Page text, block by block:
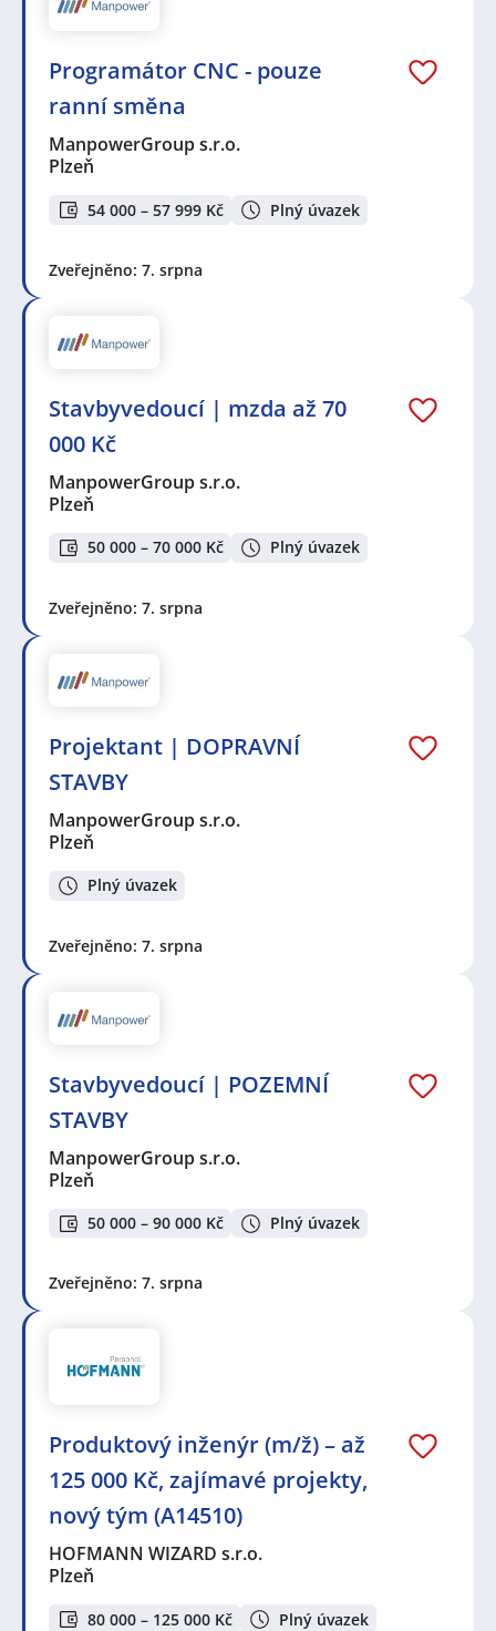
Programátor CNC - pouze
ranní směna
ManpowerGroup s.r.o.
Plzeň
54 000 – 57 999 Kč Plný úvazek
Zveřejněno: 7. srpna
Stavbyvedoucí | mzda až 70
000 Kč
ManpowerGroup s.r.o.
Plzeň
50 000 – 70 000 Kč Plný úvazek
Zveřejněno: 7. srpna
Projektant | DOPRAVNÍ
STAVBY
ManpowerGroup s.r.o.
Plzeň
Plný úvazek
Zveřejněno: 7. srpna
Stavbyvedoucí | POZEMNÍ
STAVBY
ManpowerGroup s.r.o.
Plzeň
50 000 – 90 000 Kč Plný úvazek
Zveřejněno: 7. srpna
Produktový inženýr (m/ž) – až
125 000 Kč, zajímavé projekty,
nový tým (A14510)
HOFMANN WIZARD s.r.o.
Plzeň
80 000 – 125 000 Kč Plný úvazek